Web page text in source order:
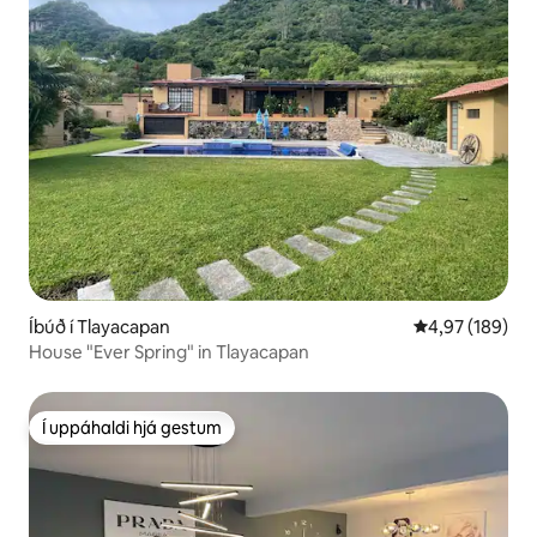
Íbúð í Tlayacapan 4,97 af 5 í
4,97 (189)
House "Ever Spring" in Tlayacapan
Í uppáhaldi hjá gestum
Í uppáhaldi hjá gestum